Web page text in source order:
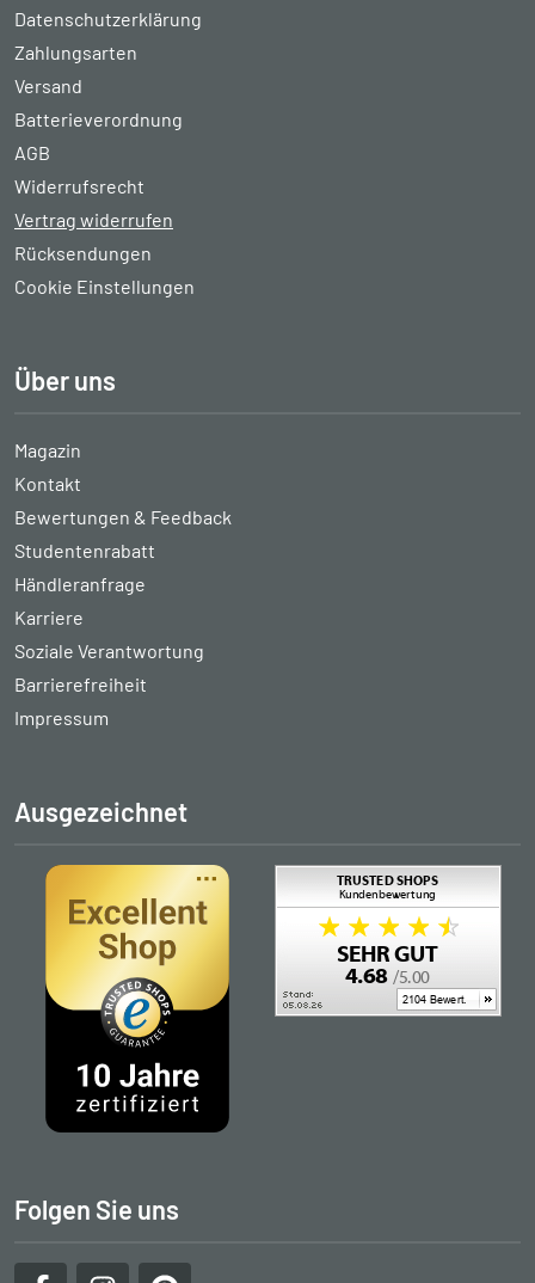
Datenschutzerklärung
Zahlungsarten
Versand
Batterieverordnung
AGB
Widerrufsrecht
Vertrag widerrufen
Rücksendungen
Cookie Einstellungen
Über uns
Magazin
Kontakt
Bewertungen & Feedback
Studentenrabatt
Händleranfrage
Karriere
Soziale Verantwortung
Barrierefreiheit
Impressum
Ausgezeichnet
Folgen Sie uns